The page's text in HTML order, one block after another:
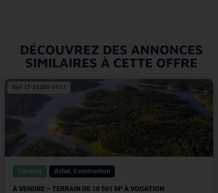
DÉCOUVREZ DES ANNONCES
SIMILAIRES À CETTE OFFRE
Ref. LT-54289-4157
Camping Achat, Construction
À VENDRE – TERRAIN DE 10 501 M² À VOCATION